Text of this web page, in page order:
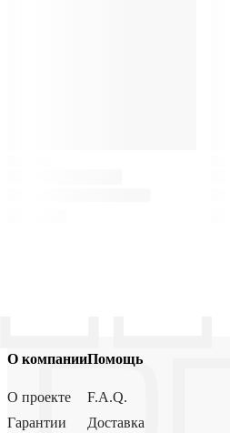
О компании
О проекте
Гарантии
Помощь
F.A.Q.
Доставка